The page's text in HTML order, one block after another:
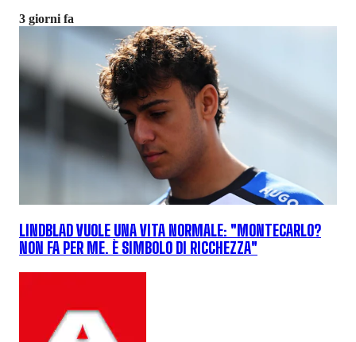
3 giorni fa
LINDBLAD VUOLE UNA VITA NORMALE: "MONTECARLO?
NON FA PER ME. È SIMBOLO DI RICCHEZZA"